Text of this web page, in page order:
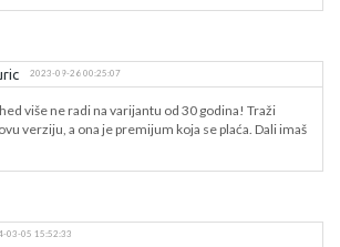
2023-09-26 00:25:07
više ne radi na varijantu od 30 godina! Traži
verziju, a ona je premijum koja se plaća. Dali imaš
03-05 15:52:33